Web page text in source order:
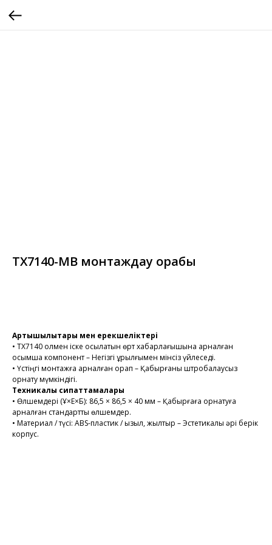
TX7140-MB монтаждау қорабы
Артықшылықтары мен ерекшеліктері
• TX7140 қолмен іске қосылатын өрт хабарлағышына арналған
қосымша компонент – Негізгі құрылғымен мінсіз үйлеседі.
• Үстіңгі монтажға арналған қорап – Қабырғаны штробалаусыз
орнату мүмкіндігі.
Техникалық сипаттамалары
• Өлшемдері (Ұ×Е×Б): 86,5 × 86,5 × 40 мм – Қабырғаға орнатуға
арналған стандартты өлшемдер.
• Материал / түсі: ABS-пластик / қызыл, жылтыр – Эстетикалық әрі берік
корпус.